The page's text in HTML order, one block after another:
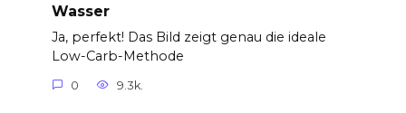
Wasser
Ja, perfekt! Das Bild zeigt genau die ideale
Low-Carb-Methode
0 9.3k.